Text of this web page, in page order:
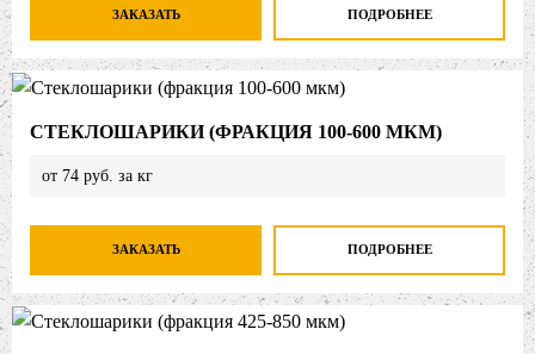
ЗАКАЗАТЬ ПОДРОБНЕЕ
СТЕКЛОШАРИКИ (ФРАКЦИЯ 100-600 МКМ)
от 74 руб. за кг
ЗАКАЗАТЬ ПОДРОБНЕЕ